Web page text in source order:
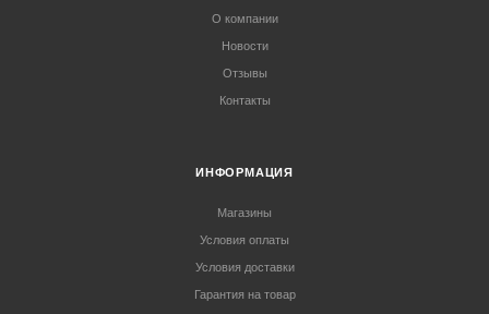
О компании
Новости
Отзывы
Контакты
ИНФОРМАЦИЯ
Магазины
Условия оплаты
Условия доставки
Гарантия на товар